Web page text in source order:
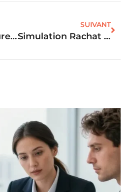
Fiscalisation Heure Supplémentaire : Les Avantages Du Plafond Pour Votre Achat Immobilier
SUIVANT
Simulation Rachat De Soulte Crédit Agricole : La Solution Pour Votre Financement ?